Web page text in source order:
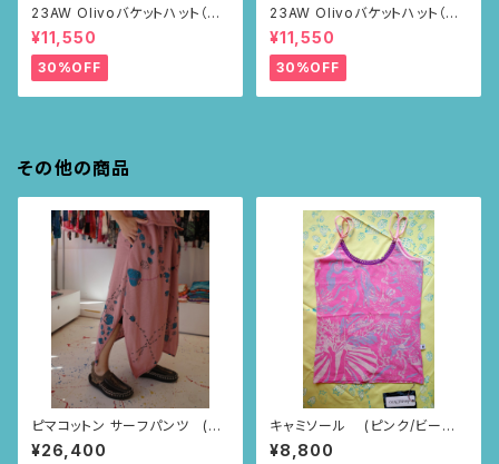
23AW Olivoバケットハット（ブ
ラウン・ポピー柄）
¥11,550
30%OFF
23AW Olivoバケットハット（ブ
ラウン・ポピー柄）
¥11,550
30%OFF
その他の商品
ピマコットン サーフパンツ (ス
モーキーピンク/いちごとあり柄)
¥26,400
キャミソール (ピンク/ビーナ
スの誕生柄)
¥8,800